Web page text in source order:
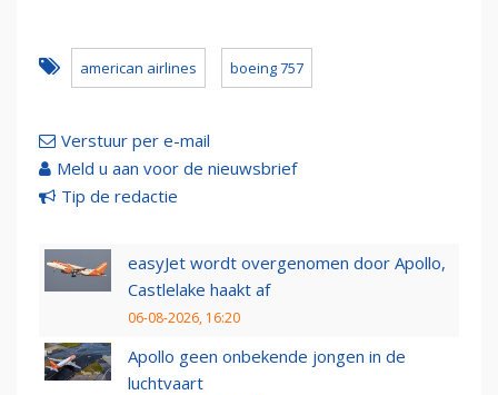
american airlines boeing 757
Verstuur per e-mail
Meld u aan voor de nieuwsbrief
Tip de redactie
easyJet wordt overgenomen door Apollo,
Castlelake haakt af
06-08-2026, 16:20
Apollo geen onbekende jongen in de
luchtvaart